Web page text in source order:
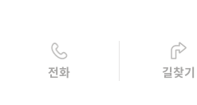
전화 길찾기